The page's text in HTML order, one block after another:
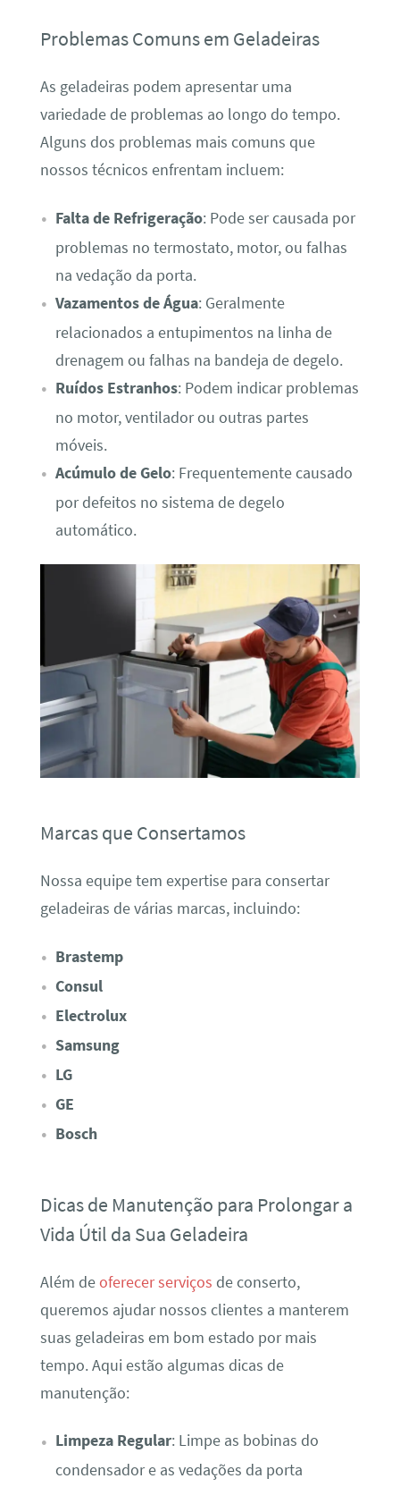
Problemas Comuns em Geladeiras
As geladeiras podem apresentar uma
variedade de problemas ao longo do tempo.
Alguns dos problemas mais comuns que
nossos técnicos enfrentam incluem:
Falta de Refrigeração: Pode ser causada por
problemas no termostato, motor, ou falhas
na vedação da porta.
Vazamentos de Água: Geralmente
relacionados a entupimentos na linha de
drenagem ou falhas na bandeja de degelo.
Ruídos Estranhos: Podem indicar problemas
no motor, ventilador ou outras partes
móveis.
Acúmulo de Gelo: Frequentemente causado
por defeitos no sistema de degelo
automático.
Marcas que Consertamos
Nossa equipe tem expertise para consertar
geladeiras de várias marcas, incluindo:
Brastemp
Consul
Electrolux
Samsung
LG
GE
Bosch
Dicas de Manutenção para Prolongar a
Vida Útil da Sua Geladeira
Além deoferecer serviços de conserto,
queremos ajudar nossos clientes a manterem
suas geladeiras em bom estado por mais
tempo. Aqui estão algumas dicas de
manutenção:
Limpeza Regular: Limpe as bobinas do
condensador e as vedações da porta